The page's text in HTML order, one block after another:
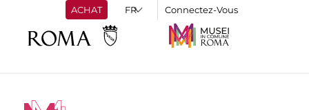
ACHAT Connectez-Vous